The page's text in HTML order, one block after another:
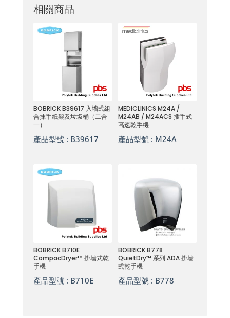
相關商品
BOBRICK B39617 入墻式組
合抹手紙架及垃圾桶（二合
一）
產品型號 : B39617
MEDICLINICS M24A /
M24AB / M24ACS 插手式
高速乾手機
產品型號 : M24A
BOBRICK B710E
CompacDryer™ 掛墻式乾
手機
產品型號 : B710E
BOBRICK B778
QuietDry™ 系列 ADA 掛墻
式乾手機
產品型號 : B778